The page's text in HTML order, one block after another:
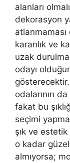
alanları
dekorasyon
karanlık ve
uzak
odayı
odalarının
fakat bu
seçimi
şık ve
o kadar güzel
almıyorsa;